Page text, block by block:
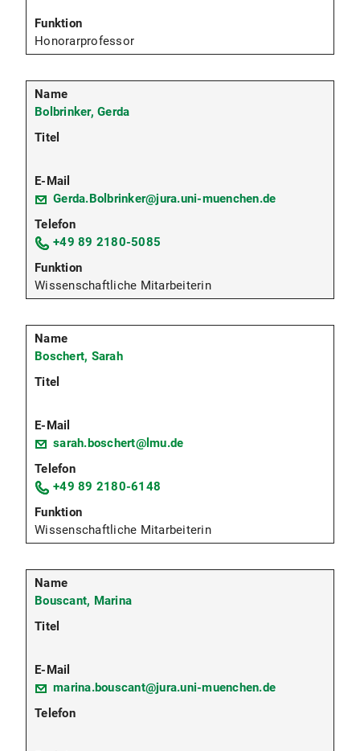
Honorarprofessor
Bolbrinker, Gerda
Gerda.Bolbrinker@jura.uni-muenchen.de
+49 89 2180-5085
Wissenschaftliche Mitarbeiterin
Boschert, Sarah
sarah.boschert@lmu.de
+49 89 2180-6148
Wissenschaftliche Mitarbeiterin
Bouscant, Marina
marina.bouscant@jura.uni-muenchen.de